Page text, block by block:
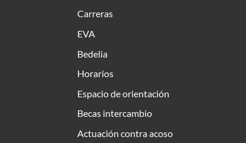
Carreras
EVA
Bedelia
Horarios
Espacio de orientación
Becas intercambio
Actuación contra acoso